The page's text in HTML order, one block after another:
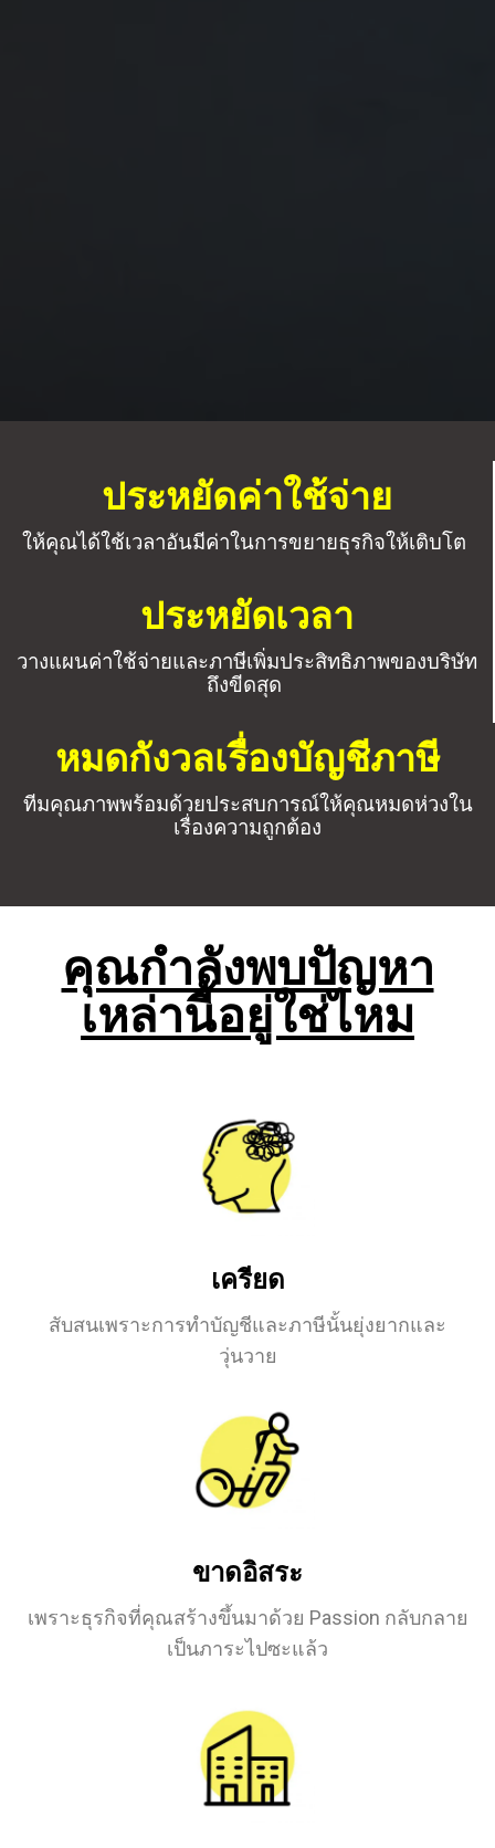
ประหยัดค่าใช้จ่าย
ให้คุณได้ใช้เวลาอันมีค่าในการขยายธุรกิจให้เติบโต
ประหยัดเวลา
วางแผนค่าใช้จ่ายและภาษีเพิ่มประสิทธิภาพของบริษัท
ถึงขีดสุด
หมดกังวลเรื่องบัญชีภาษี
ทีมคุณภาพพร้อมด้วยประสบการณ์ให้คุณหมดห่วงใน
เรื่องความถูกต้อง
คุณกำลังพบปัญหา
เหล่านี้อยู่ใช่ไหม
เครียด
สับสนเพราะการทำบัญชีและภาษีนั้นยุ่งยากและ
วุ่นวาย
ขาดอิสระ
เพราะธุรกิจที่คุณสร้างขึ้นมาด้วย Passion กลับกลาย
เป็นภาระไปซะแล้ว